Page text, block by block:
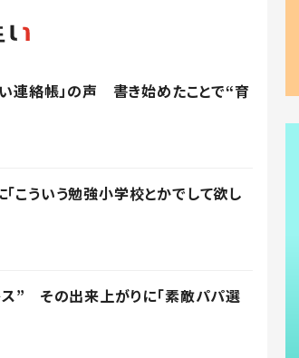
い連絡帳」の声 書き始めたことで“育
ういう勉強小学校とかでして欲し
” その出来上がりに「素敵パパ選